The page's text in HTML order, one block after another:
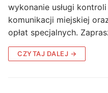
wykonanie usługi
komunikacji miejskiej
opłat specjalnych.
CZYTAJ DALEJ →